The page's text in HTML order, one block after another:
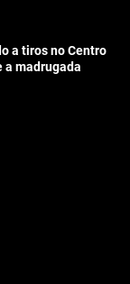
a tiros no Centro
a madrugada